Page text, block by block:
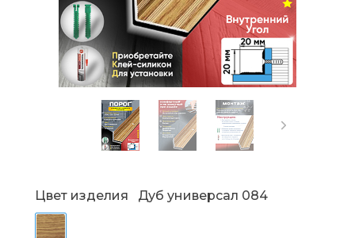
Цвет изделия Дуб универсал 084